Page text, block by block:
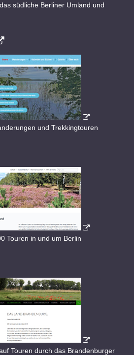
südliche Berliner Umland und
und Trekkingtouren
Touren in und um Berlin
Touren durch das Brandenburger